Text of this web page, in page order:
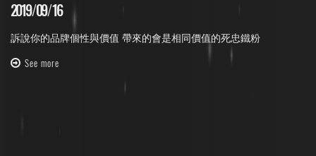
2019/09/16
訴說你的品牌個性與價值 帶來的會是相同價值的死忠鐵粉
See more